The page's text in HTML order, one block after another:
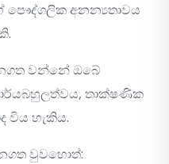
පෞද්ගලික අනන්‍යතාවය
වන්නේ ඔබේ
තාක්ෂණික
විය හැකිය.
වුවහොත්: